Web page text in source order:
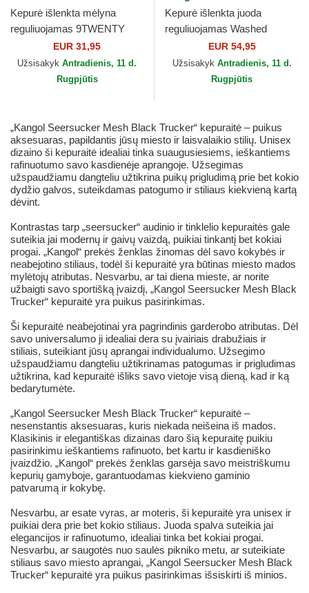
Kepurė išlenkta mėlyna
reguliuojamas 9TWENTY
Seersucker Los Angeles
Dodgers MLB New Era
EUR 31,95
Užsisakyk Antradienis, 11 d.
Rugpjūtis
Kepurė išlenkta juoda
reguliuojamas Washed
Baseball Black Kangol
EUR 54,95
Užsisakyk Antradienis, 11 d.
Rugpjūtis
„Kangol Seersucker Mesh Black Trucker“ kepuraitė – puikus
aksesuaras, papildantis jūsų miesto ir laisvalaikio stilių. Unisex
dizaino ši kepuraitė idealiai tinka suaugusiesiems, ieškantiems
rafinuotumo savo kasdienėje aprangoje. Užsegimas
užspaudžiamu dangteliu užtikrina puikų prigludimą prie bet kokio
dydžio galvos, suteikdamas patogumo ir stiliaus kiekvieną kartą
dėvint.
Kontrastas tarp „seersucker“ audinio ir tinklelio kepuraitės gale
suteikia jai modernų ir gaivų vaizdą, puikiai tinkantį bet kokiai
progai. „Kangol“ prekės ženklas žinomas dėl savo kokybės ir
neabejotino stiliaus, todėl ši kepuraitė yra būtinas miesto mados
mylėtojų atributas. Nesvarbu, ar tai diena mieste, ar norite
užbaigti savo sportišką įvaizdį, „Kangol Seersucker Mesh Black
Trucker“ kepuraitė yra puikus pasirinkimas.
Ši kepuraitė neabejotinai yra pagrindinis garderobo atributas. Dėl
savo universalumo ji idealiai dera su įvairiais drabužiais ir
stiliais, suteikiant jūsų aprangai individualumo. Užsegimo
užspaudžiamu dangteliu užtikrinamas patogumas ir prigludimas
užtikrina, kad kepuraitė išliks savo vietoje visą dieną, kad ir ką
bedarytumėte.
„Kangol Seersucker Mesh Black Trucker“ kepuraitė –
nesenstantis aksesuaras, kuris niekada neišeina iš mados.
Klasikinis ir elegantiškas dizainas daro šią kepuraitę puikiu
pasirinkimu ieškantiems rafinuoto, bet kartu ir kasdieniško
įvaizdžio. „Kangol“ prekės ženklas garsėja savo meistriškumu
kepurių gamyboje, garantuodamas kiekvieno gaminio
patvarumą ir kokybę.
Nesvarbu, ar esate vyras, ar moteris, ši kepuraitė yra unisex ir
puikiai dera prie bet kokio stiliaus. Juoda spalva suteikia jai
elegancijos ir rafinuotumo, idealiai tinka bet kokiai progai.
Nesvarbu, ar saugotės nuo saulės pikniko metu, ar suteikiate
stiliaus savo miesto aprangai, „Kangol Seersucker Mesh Black
Trucker“ kepuraitė yra puikus pasirinkimas išsiskirti iš minios.